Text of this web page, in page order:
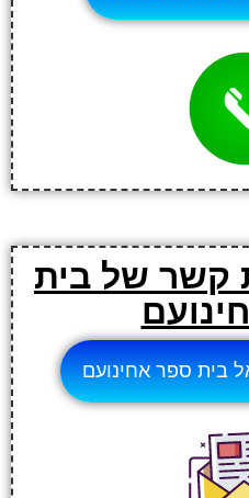
קשר של בית
בית ספר אחינועם